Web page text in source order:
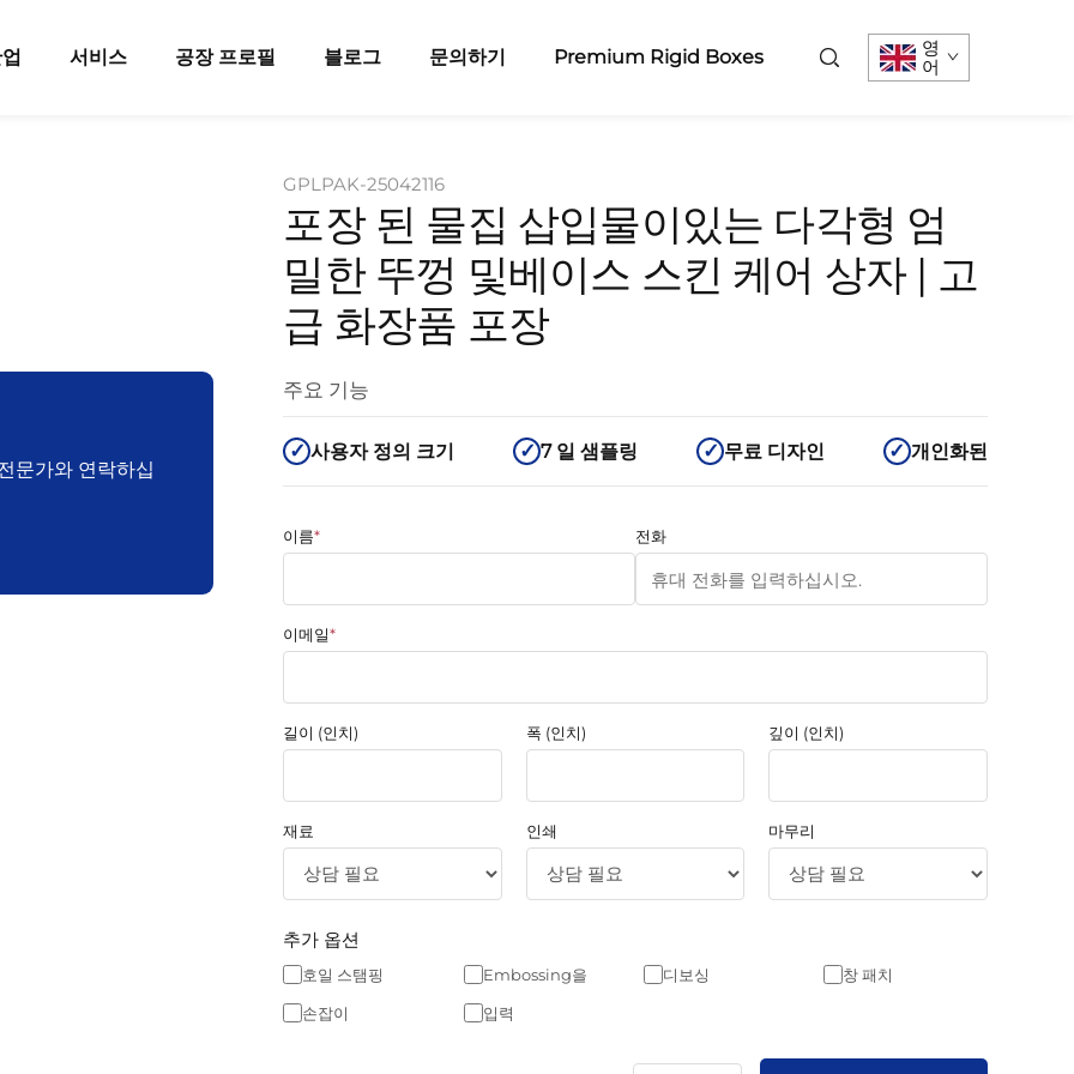
서비스 공장 프로필 블로그 문의하기 Premium Rigid Boxes
영
어
문가와 연락하십
GPLPAK-25042116
포장 된 물집 삽입물이있는 다각형 엄
밀한 뚜껑 및베이스 스킨 케어 상자 | 고
급 화장품 포장
주요 기능
사용자 정의 크기 7 일 샘플링 무료 디자인 개인화된
이름* 전화
이메일*
길이 (인치) 폭 (인치) 깊이 (인치)
재료 인쇄 마무리
추가 옵션
호일 스탬핑 Embossing을 디보싱
창 패치
손잡이
입력